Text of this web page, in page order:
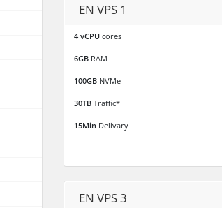
EN VPS 1
4 vCPU cores
6GB RAM
100GB NVMe
30TB Traffic*
15Min Delivary
EN VPS 3